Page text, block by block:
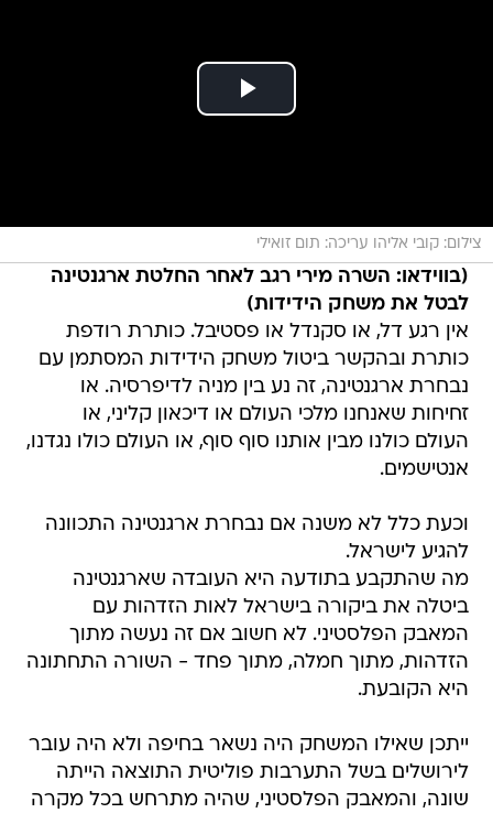
צילום: קובי אליהו עריכה: תום זואילי
(בווידאו: השרה מירי רגב לאחר החלטת ארגנטינה
לבטל את משחק הידידות)
אין רגע דל, או סקנדל או פסטיבל. כותרת רודפת
כותרת ובהקשר ביטול משחק הידידות המסתמן עם
נבחרת ארגנטינה, זה נע בין מניה לדיפרסיה. או
זחיחות שאנחנו מלכי העולם או דיכאון קליני, או
העולם כולנו מבין אותנו סוף סוף, או העולם כולו נגדנו,
אנטישמים.
וכעת כלל לא משנה אם נבחרת ארגנטינה התכוונה
להגיע לישראל.
מה שהתקבע בתודעה היא העובדה שארגנטינה
ביטלה את ביקורה בישראל לאות הזדהות עם
המאבק הפלסטיני. לא חשוב אם זה נעשה מתוך
הזדהות, מתוך חמלה, מתוך פחד - השורה התחתונה
היא הקובעת.
ייתכן שאילו המשחק היה נשאר בחיפה ולא היה עובר
לירושלים בשל התערבות פוליטית התוצאה הייתה
שונה, והמאבק הפלסטיני, שהיה מתרחש בכל מקרה